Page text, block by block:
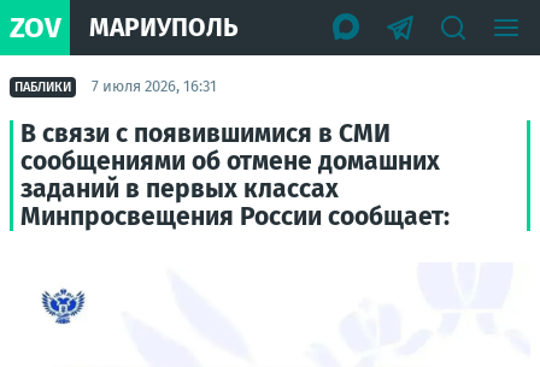
ZOV МАРИУПОЛЬ
ПАБЛИКИ 7 июля 2026, 16:31
В связи с появившимися в СМИ
сообщениями об отмене домашних
заданий в первых классах
Минпросвещения России сообщает: